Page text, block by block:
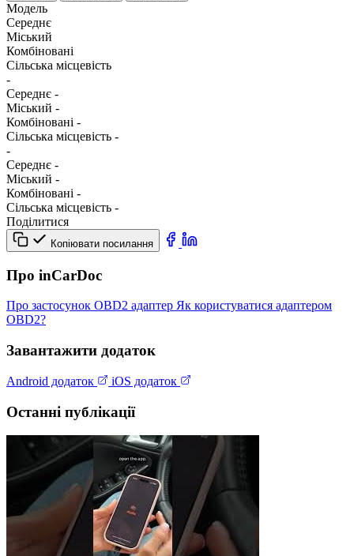
Модель
Середнє
Міський
Комбіновані
Сільська місцевість
-
Середнє -
Міський -
Комбіновані -
Сільська місцевість -
-
Середнє -
Міський -
Комбіновані -
Сільська місцевість -
Поділитися
Копіювати посилання
Про inCarDoc
Про застосунок OBD2 адаптер Як користуватися адаптером
OBD2?
Завантажити додаток
Android додаток iOS додаток
Останні публікації